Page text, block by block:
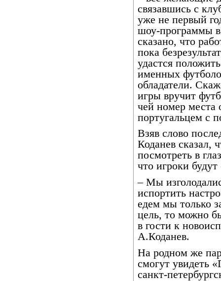
связавшись с
уже не первый
шоу-программы
сказано, что
пока
удастся
именных
обладатели.
игры вручит
чей номер
португальцем с
Взяв слово
Коданев сказал,
посмотреть в
что игроки
– Мы
испортить
едем мы только
цель, то можно
в гости к
А.Коданев.
На родном же
смогут увидеть
санкт-